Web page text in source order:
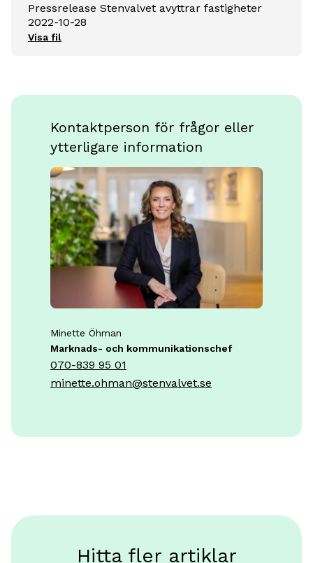
Pressrelease Stenvalvet avyttrar fastigheter
2022-10-28
Visa fil
Kontaktperson för frågor eller
ytterligare information
Minette Öhman
Marknads- och kommunikationschef
070-839 95 01
minette.ohman@stenvalvet.se
Hitta fler artiklar